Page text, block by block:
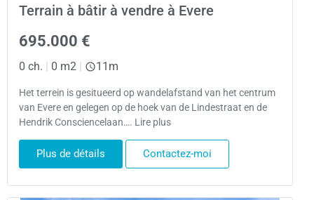
Terrain à bâtir à vendre à Evere
695.000 €
0 ch. 0 m2 11m
Het terrein is gesitueerd op wandelafstand van het centrum
van Evere en gelegen op de hoek van de Lindestraat en de
Hendrik Consciencelaan…. Lire plus
Plus de détails Contactez-moi